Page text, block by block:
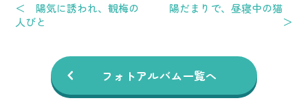
＜ 陽気に誘われ、観梅の
人びと
陽だまりで、昼寝中の猫
＞
フォトアルバム一覧へ